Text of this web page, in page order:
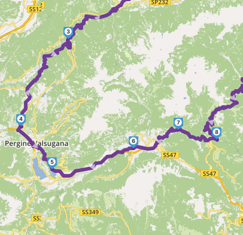
► ►
►
►
►
►
►
3
4
5
6
7
8